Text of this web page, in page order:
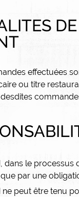
DE
effectuées
ou titre
dans le processus
que par une
ne peut être tenu